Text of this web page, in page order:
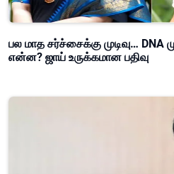
பல மாத சர்ச்சைக்கு முடிவு…
என்ன? ஜாய் உருக்கமான பதிவு